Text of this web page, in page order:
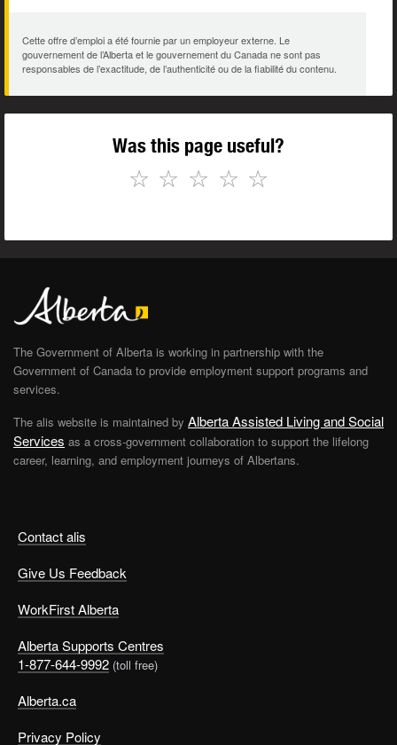
Cette offre d’emploi a été fournie par un employeur externe. Le
gouvernement de l’Alberta et le gouvernement du Canada ne sont pas
responsables de l’exactitude, de l’authenticité ou de la fiabilité du contenu.
Was this page useful?
☆
☆
☆
☆
☆
Contact alis
Give Us Feedback
WorkFirst Alberta
Alberta Supports Centres
1-877-644-9992 (toll free)
Alberta.ca
Privacy Policy
The Government of Alberta is working in partnership with the
Government of Canada to provide employment support programs and
services.
The alis website is maintained by Alberta Assisted Living and Social
Services as a cross-government collaboration to support the lifelong
career, learning, and employment journeys of Albertans.